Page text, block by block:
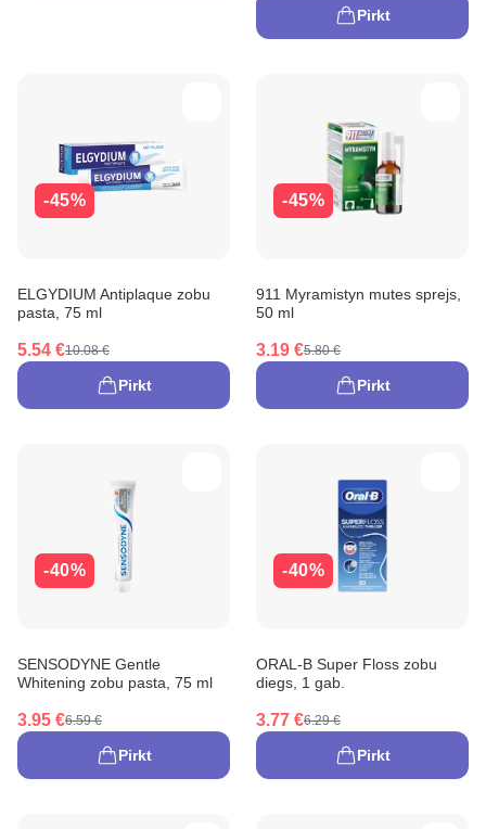
Pirkt
-45%
ELGYDIUM Antiplaque zobu
pasta, 75 ml
5.54 €10.08 €
Pirkt
-45%
911 Myramistyn mutes sprejs,
50 ml
3.19 €5.80 €
Pirkt
-40%
SENSODYNE Gentle
Whitening zobu pasta, 75 ml
3.95 €6.59 €
Pirkt
-40%
ORAL-B Super Floss zobu
diegs, 1 gab.
3.77 €6.29 €
Pirkt